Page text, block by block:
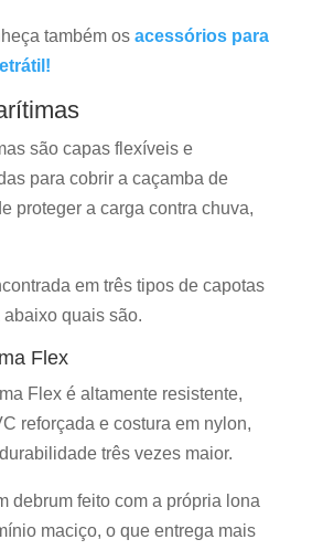
também os acessórios para
são capas flexíveis e
para cobrir a caçamba de
proteger a carga contra chuva,
em três tipos de capotas
quais são.
Flex
Flex é altamente resistente,
reforçada e costura em nylon,
três vezes maior.
debrum feito com a própria lona
maciço, o que entrega mais